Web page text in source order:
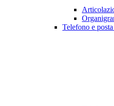
Telefono e